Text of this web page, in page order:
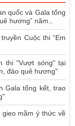
quốc và Gala tổng
hương” năm...
Cuộc thi “Em
thi "Vượt sóng" tại
đảo quê hương"
Gala tổng kết, trao
mầm ý thức về